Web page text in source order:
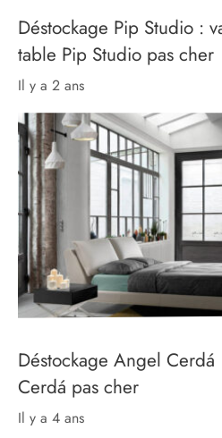
Déstockage Pip Studio :
table Pip Studio pas cher
il y a 2 ans
Déstockage Angel
Cerdá pas cher
il y a 4 ans